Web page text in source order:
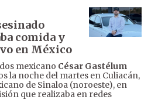
comida y
en México
mexicano César Gastélum
la noche del martes en Culiacán,
de Sinaloa (noroeste), en
que realizaba en redes